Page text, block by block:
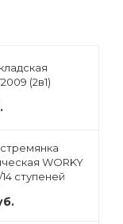
(2в1)
WORKY
ступеней